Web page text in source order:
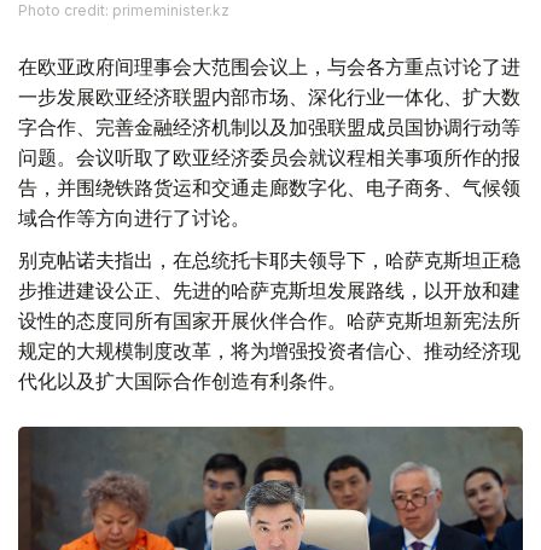
Photo credit: primeminister.kz
在欧亚政府间理事会大范围会议上，与会各方重点讨论了进
一步发展欧亚经济联盟内部市场、深化行业一体化、扩大数
字合作、完善金融经济机制以及加强联盟成员国协调行动等
问题。会议听取了欧亚经济委员会就议程相关事项所作的报
告，并围绕铁路货运和交通走廊数字化、电子商务、气候领
域合作等方向进行了讨论。
别克帖诺夫指出，在总统托卡耶夫领导下，哈萨克斯坦正稳
步推进建设公正、先进的哈萨克斯坦发展路线，以开放和建
设性的态度同所有国家开展伙伴合作。哈萨克斯坦新宪法所
规定的大规模制度改革，将为增强投资者信心、推动经济现
代化以及扩大国际合作创造有利条件。